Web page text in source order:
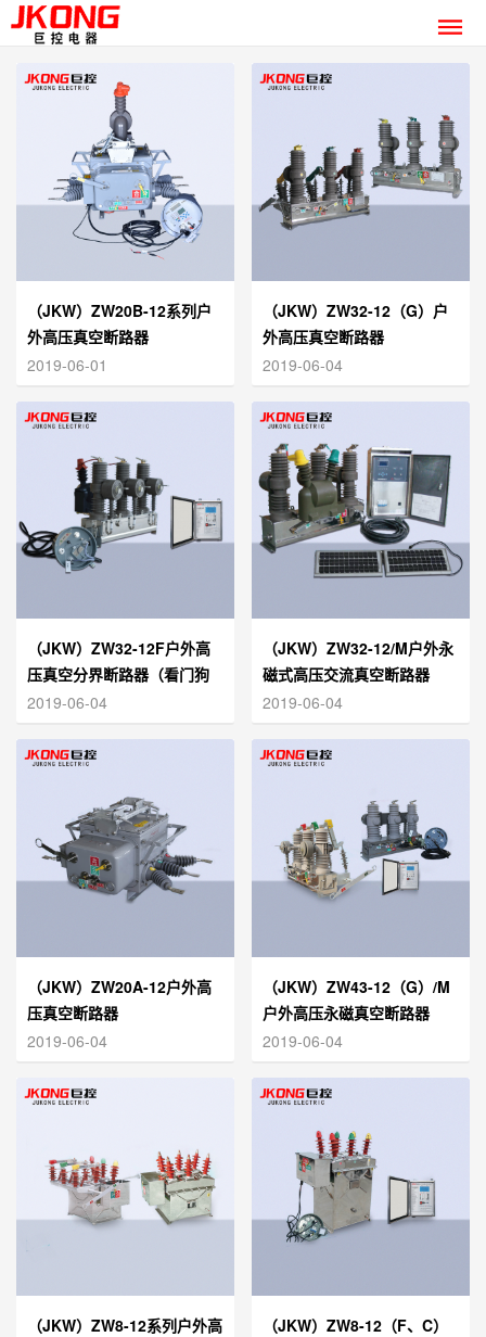
（JKW）ZW20B-12系列户
外高压真空断路器
2019-06-01
（JKW）ZW32-12（G）户
外高压真空断路器
2019-06-04
（JKW）ZW32-12F户外高
压真空分界断路器（看门狗
开关）
2019-06-04
（JKW）ZW32-12/M户外永
磁式高压交流真空断路器
2019-06-04
（JKW）ZW20A-12户外高
压真空断路器
2019-06-04
（JKW）ZW43-12（G）/M
户外高压永磁真空断路器
2019-06-04
（JKW）ZW8-12系列户外高
（JKW）ZW8-12（F、C）